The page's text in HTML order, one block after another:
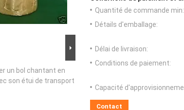
un bol chantant en
son étui de transport
Quantité de commande min:
Détails d'emballage:
Délai de livraison:
Conditions de paiement:
Capacité
Contact